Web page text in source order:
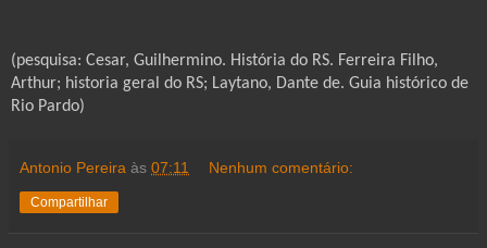
(pesquisa: Cesar, Guilhermino. História do RS. Ferreira Filho,
Arthur; historia geral do RS; Laytano, Dante de. Guia histórico de
Rio Pardo)
Antonio Pereira às 07:11 Nenhum comentário:
Compartilhar